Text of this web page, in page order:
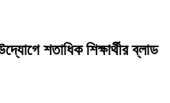
শতাধিক শিক্ষার্থীর ব্লাড